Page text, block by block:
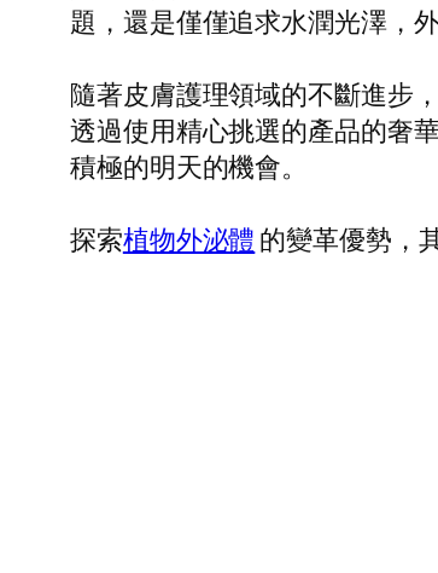
題，還是僅僅追求水潤光澤，
隨著皮膚護理領域的不斷進步
透過使用精心挑選的產品的奢
積極的明天的機會。
探索植物外泌體 的變革優勢，